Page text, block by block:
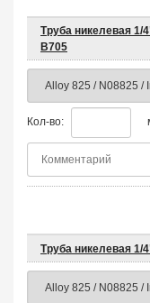
Труба никелевая 1/
B705
Кол-во:
Труба никелевая 1/